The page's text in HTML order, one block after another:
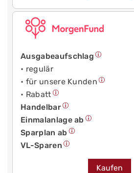
Ausgabeaufschlag
• regulär
• für unsere Kunden
• Rabatt
Handelbar
Einmalanlage ab
Sparplan ab
VL-Sparen
Kaufen